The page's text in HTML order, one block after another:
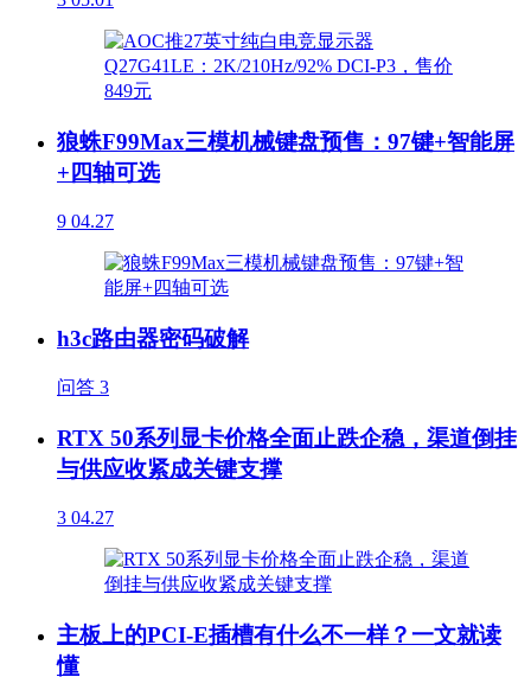
狼蛛F99Max三模机械键盘预售：97键+智能屏
+四轴可选
9 04.27
h3c路由器密码破解
问答 3
RTX 50系列显卡价格全面止跌企稳，渠道倒挂
与供应收紧成关键支撑
3 04.27
主板上的PCI-E插槽有什么不一样？一文就读
懂